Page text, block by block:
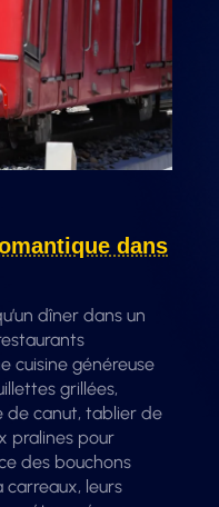
dans
dîner dans un
cuisine généreuse
grillées,
de canut, tablier de
pralines pour
des bouchons
carreaux, leurs